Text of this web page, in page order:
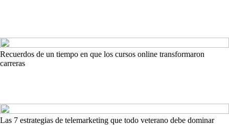
Recuerdos de un tiempo en que los cursos online transformaron
carreras
Las 7 estrategias de telemarketing que todo veterano debe dominar